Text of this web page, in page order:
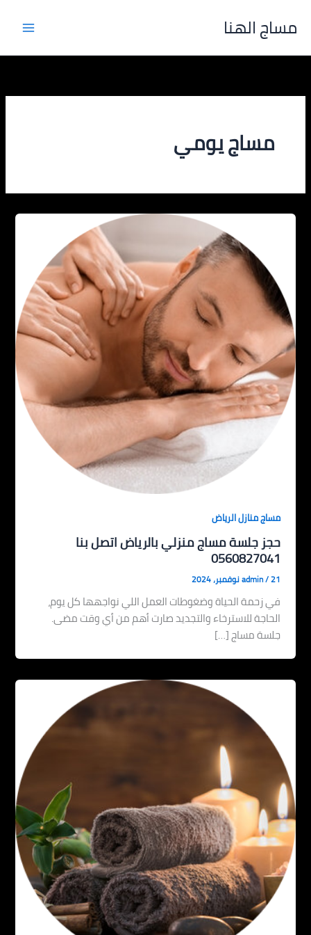
مساج الهنا
مساج يومي
مساج منازل الرياض
حجز جلسة مساج منزلي بالرياض اتصل بنا
0560827041
admin/21 نوفمبر، 2024
في زحمة الحياة وضغوطات العمل اللي نواجهها كل يوم،
الحاجة للاسترخاء والتجديد صارت أهم من أي وقت مضى.
جلسة مساج […]